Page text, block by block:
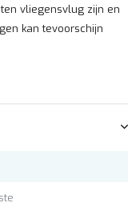
vliegensvlug zijn en
kan tevoorschijn